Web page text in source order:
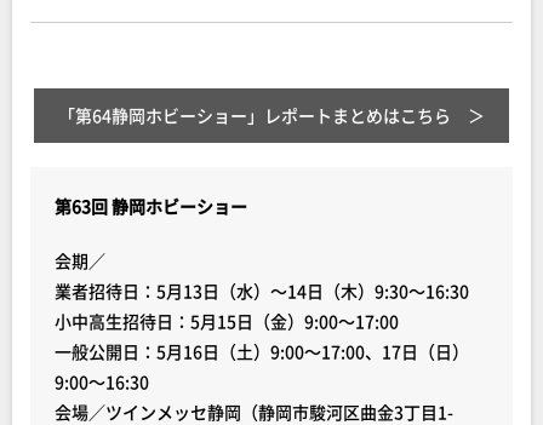
「第64静岡ホビーショー」レポートまとめはこちら
第63回 静岡ホビーショー
会期／
業者招待日：5月13日（水）～14日（木）9:30～16:30
小中高生招待日：5月15日（金）9:00～17:00
一般公開日：5月16日（土）9:00～17:00、17日（日）
9:00～16:30
会場／ツインメッセ静岡（静岡市駿河区曲金3丁目1-